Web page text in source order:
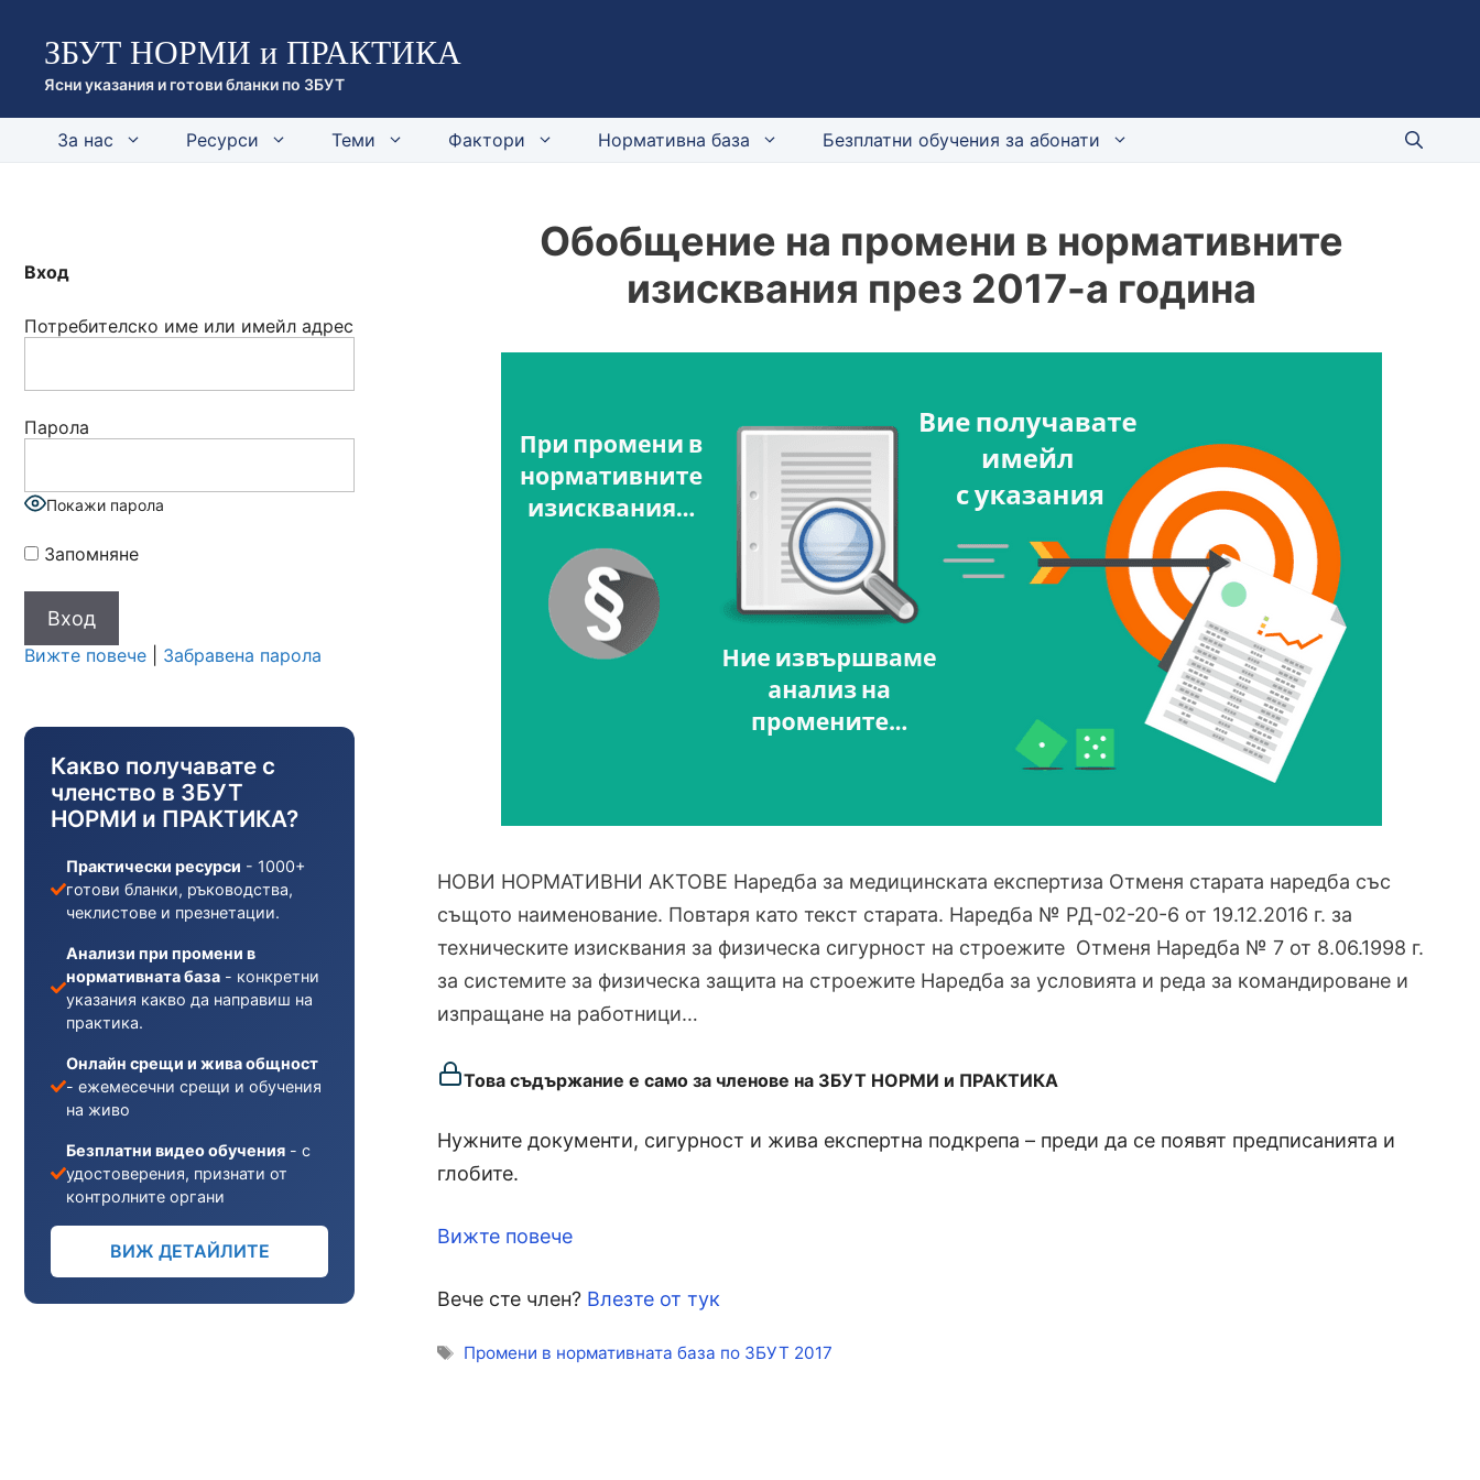
съдържанието
ЗБУТ НОРМИ и ПРАКТИКА
Ясни указания и готови бланки по ЗБУТ
За нас Ресурси Теми Фактори Нормативна база Безплатни обучения за абонати
Обобщение на промени в нормативните
изисквания през 2017-а година
НОВИ НОРМАТИВНИ АКТОВЕ Наредба за медицинската експертиза Отменя старата наредба със
същото наименование. Повтаря като текст старата. Наредба № РД-02-20-6 от 19.12.2016 г. за
техническите изисквания за физическа сигурност на строежите Отменя Наредба № 7 от 8.06.1998 г.
за системите за физическа защита на строежите Наредба за условията и реда за командироване и
изпращане на работници…
Това съдържание е само за членове на ЗБУТ НОРМИ и ПРАКТИКА
Нужните документи, сигурност и жива експертна подкрепа – преди да се появят предписанията и
глобите.
Вижте повече
Вече сте член? Влезте от тук
Етикети
Промени в нормативната база по ЗБУТ 2017
Вход
Потребителско име или имейл адрес
Парола
Покажи парола
Запомняне
Вижте повече Забравена парола
Какво получавате с
членство в ЗБУТ
НОРМИ и ПРАКТИКА?
Практически ресурси - 1000+
готови бланки, ръководства,
чеклистове и презнетации.
Анализи при промени в
нормативната база - конкретни
указания какво да направиш на
практика.
Онлайн срещи и жива общност
- ежемесечни срещи и обучения
на живо
Безплатни видео обучения - с
удостоверения, признати от
контролните органи
ВИЖ ДЕТАЙЛИТЕ